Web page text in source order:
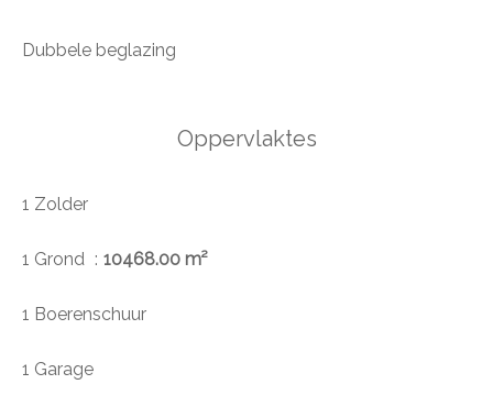
Dubbele beglazing
Oppervlaktes
1 Zolder
1 Grond 10468.00 m²
1 Boerenschuur
1 Garage